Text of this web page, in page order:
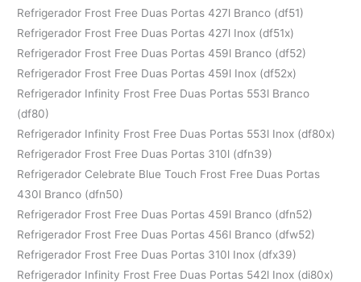
Refrigerador Frost Free Duas Portas 427l Branco (df51)
Refrigerador Frost Free Duas Portas 427l Inox (df51x)
Refrigerador Frost Free Duas Portas 459l Branco (df52)
Refrigerador Frost Free Duas Portas 459l Inox (df52x)
Refrigerador Infinity Frost Free Duas Portas 553l Branco
(df80)
Refrigerador Infinity Frost Free Duas Portas 553l Inox (df80x)
Refrigerador Frost Free Duas Portas 310l (dfn39)
Refrigerador Celebrate Blue Touch Frost Free Duas Portas
430l Branco (dfn50)
Refrigerador Frost Free Duas Portas 459l Branco (dfn52)
Refrigerador Frost Free Duas Portas 456l Branco (dfw52)
Refrigerador Frost Free Duas Portas 310l Inox (dfx39)
Refrigerador Infinity Frost Free Duas Portas 542l Inox (di80x)